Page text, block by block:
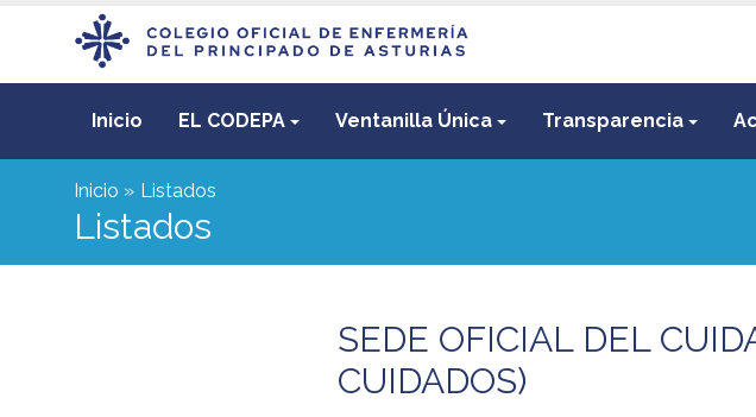
Inicio EL CODEPA Ventanilla Única Transparencia
Inicio Listados
Listados
SEDE OFICIAL DEL
CUIDADOS)